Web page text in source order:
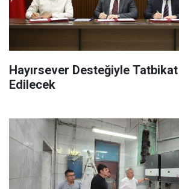
Hayırsever Desteğiyle
Edilecek